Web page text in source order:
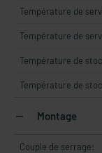
Température de
Température de
Température de
Température de
Montage
Couple de serrage: